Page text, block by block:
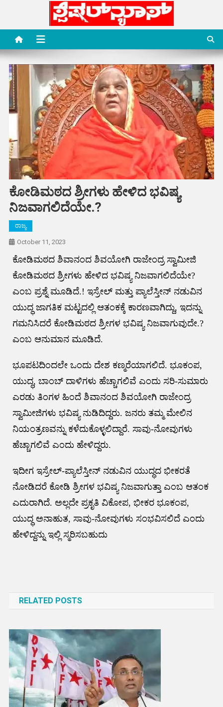
content
Special News Media
Special News Media
ಕೋಡಿಮಠದ ಶ್ರೀಗಳು ಹೇಳಿದ ಭವಿಷ್ಯ
ನಿಜವಾಗಲಿದೆಯೇ.?
ರಾಜ್ಯ
October 11, 2023
ಕೋಡಿಮಠದ ಶಿವಾನಂದ ಶಿವಯೋಗಿ ರಾಜೇಂದ್ರ ಸ್ವಾಮೀಜಿ
ಕೋಡಿಮಠದ ಶ್ರೀಗಳು ಹೇಳಿದ ಭವಿಷ್ಯ ನಿಜವಾಗಲಿದೆಯೇ?
ಎಂಬ ಪ್ರಶ್ನೆ ಮೂಡಿದೆ.! ಇಸ್ರೇಲ್ ಮತ್ತು ಪ್ಯಾಲೆಸ್ತೀನ್ ನಡುವಿನ
ಯುದ್ಧ ಜಾಗತಿಕ ಮಟ್ಟದಲ್ಲಿ ಆತಂಕಕ್ಕೆ ಕಾರಣವಾಗಿದ್ದು, ಇದನ್ನು
ಗಮನಿಸಿದರೆ ಕೋಡಿಮಠದ ಶ್ರೀಗಳ ಭವಿಷ್ಯ ನಿಜವಾಗುವುದೇ.?
ಎಂಬ ಆನುಮಾನ ಮೂಡಿದೆ.
ಭೂಪಟದಿಂದಲೇ ಒಂದು ದೇಶ ಕಣ್ಮರೆಯಾಗಲಿದೆ. ಭೂಕಂಪ,
ಯುದ್ಧ, ಬಾಂಬ್ ದಾಳಿಗಳು ಹೆಚ್ಚಾಗಲಿವೆ ಎಂದು ಸರಿ-ಸುಮಾರು
ಎರಡು ತಿಂಗಳ ಹಿಂದೆ ಶಿವಾನಂದ ಶಿವಯೋಗಿ ರಾಜೇಂದ್ರ
ಸ್ವಾಮೀಜಿಗಳು ಭವಿಷ್ಯ ನುಡಿದಿದ್ದರು. ಜನರು ತಮ್ಮ ಮೇಲಿನ
ನಿಯಂತ್ರಣವನ್ನು ಕಳೆದುಕೊಳ್ಳಲಿದ್ದಾರೆ. ಸಾವು-ನೋವುಗಳು
ಹೆಚ್ಚಾಗಲಿವೆ ಎಂದು ಹೇಳಿದ್ದರು.
ಇದೀಗ ಇಸ್ರೇಲ್-ಪ್ಯಾಲೆಸ್ತೀನ್ ನಡುವಿನ ಯುದ್ಧದ ಭೀಕರತೆ
ನೋಡಿದರೆ ಕೋಡಿ ಶ್ರೀಗಳ ಭವಿಷ್ಯ ನಿಜವಾಗುತ್ತಾ ಎಂಬ ಆತಂಕ
ಎದುರಾಗಿದೆ. ಅಲ್ಲದೇ ಪ್ರಕೃತಿ ವಿಕೋಪ, ಭೀಕರ ಭೂಕಂಪ,
ಯುದ್ಧ ಅನಾಹುತ, ಸಾವು-ನೋವುಗಳು ಸಂಭವಿಸಲಿದೆ ಎಂದು
ಹೇಳಿದ್ದನ್ನು ಇಲ್ಲಿ ಸ್ಮರಿಸಬಹುದು
RELATED POSTS